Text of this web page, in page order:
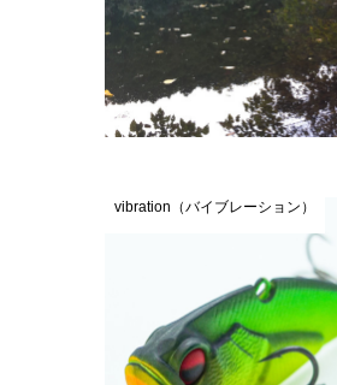
vibration（バイブレーション）